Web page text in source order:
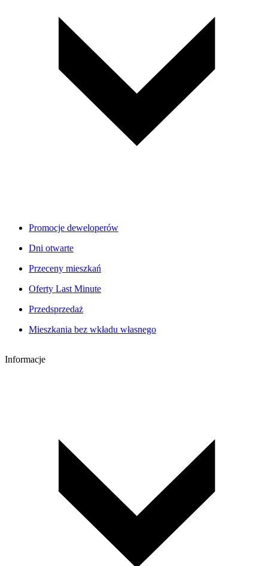
Promocje deweloperów
Dni otwarte
Przeceny mieszkań
Oferty Last Minute
Przedsprzedaż
Mieszkania bez wkładu własnego
Informacje